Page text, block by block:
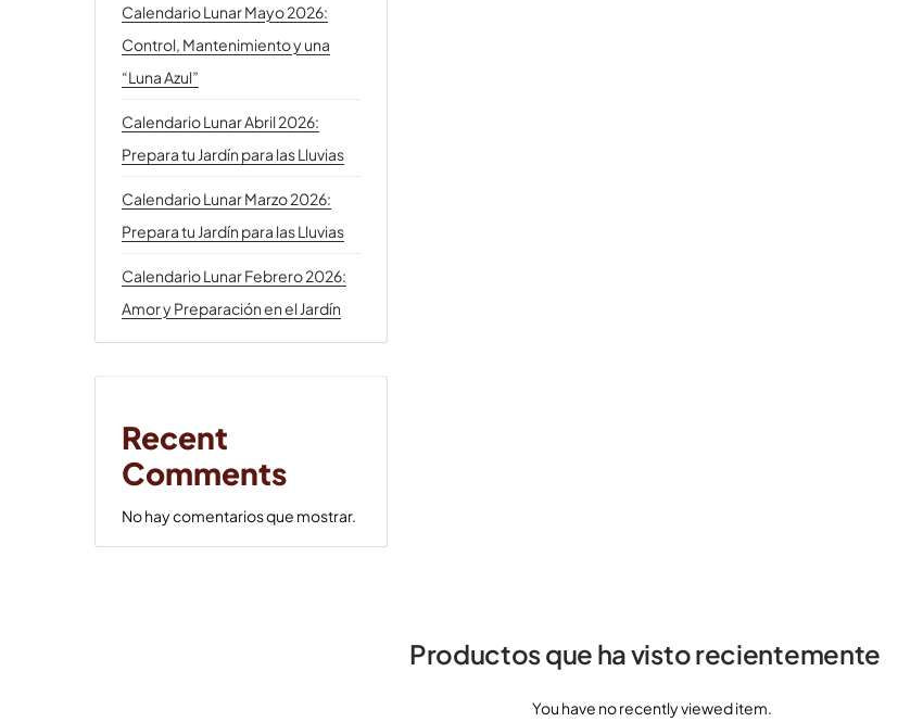
Calendario Lunar Mayo 2026:
Control, Mantenimiento y una
“Luna Azul”
Calendario Lunar Abril 2026:
Prepara tu Jardín para las Lluvias
Calendario Lunar Marzo 2026:
Prepara tu Jardín para las Lluvias
Calendario Lunar Febrero 2026:
Amor y Preparación en el Jardín
Recent
Comments
No hay comentarios que mostrar.
Productos que ha visto recientemente
You have no recently viewed item.